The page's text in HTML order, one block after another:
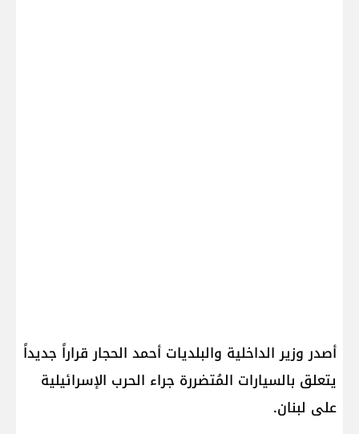
أصدر وزير الداخلية والبلديات أحمد الحجار قراراً جديداً
يتعلق بالسيارات المُتضررة جراء الحرب الإسرائيلية
على لبنان.